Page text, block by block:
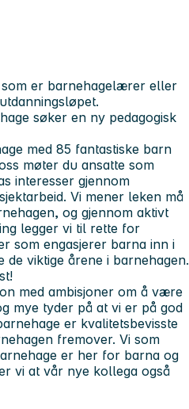
er barnehagelærer eller
søker en ny pedagogisk
med 85 fantastiske barn
møter du ansatte som
interesser gjennom
Vi mener leken må
og gjennom aktivt
legger vi til rette for
som engasjerer barna inn i
viktige årene i barnehagen.
med ambisjoner om å være
mye tyder på at vi er på god
er kvalitetsbevisste
fremover. Vi som
er her for barna og
vi at vår nye kollega også